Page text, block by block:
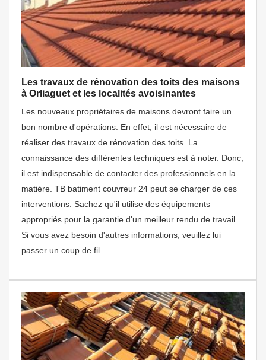
Les travaux de rénovation des toits des maisons
à Orliaguet et les localités avoisinantes
Les nouveaux propriétaires de maisons devront faire un
bon nombre d'opérations. En effet, il est nécessaire de
réaliser des travaux de rénovation des toits. La
connaissance des différentes techniques est à noter. Donc,
il est indispensable de contacter des professionnels en la
matière. TB batiment couvreur 24 peut se charger de ces
interventions. Sachez qu'il utilise des équipements
appropriés pour la garantie d'un meilleur rendu de travail.
Si vous avez besoin d'autres informations, veuillez lui
passer un coup de fil.